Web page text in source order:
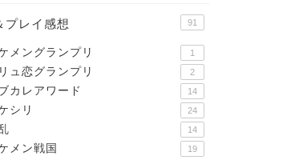
プレイ感想 91
メングランプリ 1
ュ恋グランプリ 2
カレアワード 14
シリ 24
14
メン戦国 19